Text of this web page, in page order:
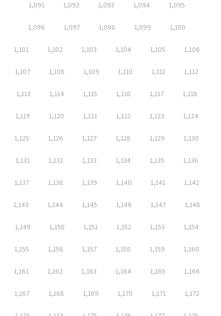
1,091 1,092 1,093 1,094 1,095
1,096 1,097 1,098 1,099 1,100
1,101 1,102 1,103 1,104 1,105 1,106
1,107 1,108 1,109 1,110 1,111 1,112
1,113 1,114 1,115 1,116 1,117 1,118
1,119 1,120 1,121 1,122 1,123 1,124
1,125 1,126 1,127 1,128 1,129 1,130
1,131 1,132 1,133 1,134 1,135 1,136
1,137 1,138 1,139 1,140 1,141 1,142
1,143 1,144 1,145 1,146 1,147 1,148
1,149 1,150 1,151 1,152 1,153 1,154
1,155 1,156 1,157 1,158 1,159 1,160
1,161 1,162 1,163 1,164 1,165 1,166
1,167 1,168 1,169 1,170 1,171 1,172